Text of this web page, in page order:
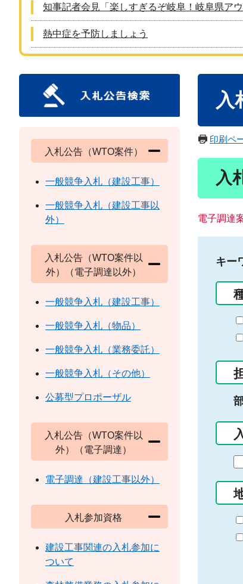
知事記者会見「楽しすぎるぞ岐阜！岐阜県ア
熱中症を予防しましょう
入
印刷ペ
入
電子調達
キー
の
始
ま
り
入札公告（WTO案件）
一般競争入札（建設工事）
一般競争入札（建設工事以
外）
入札公告（WTO案件以
外）（電子調達以外）
一般競争入札（建設工事）
一般競争入札（物品）
一般競争入札（業務委託）
一般競争入札（その他）
公募型プロポーザル
入札公告（WTO案件以
外）（電子調達）
電子調達（建設工事以外）
入札参加資格
建設工事関連の入札参加に
ついて